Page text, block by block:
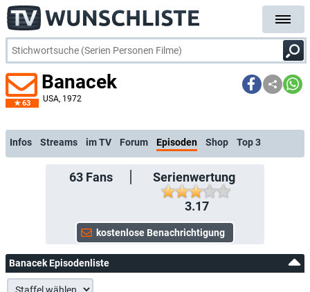
63
Banacek
USA, 1972
kost
Infos Streams im TV Forum Episoden Shop Top 3
63Fans
Serienwertung
3.17
Banacek Episodenliste